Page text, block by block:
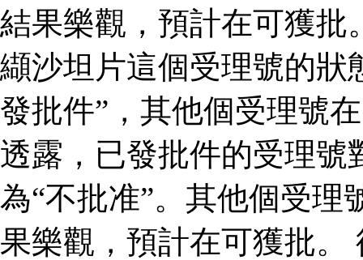
結果樂觀，預計在可獲批
纈沙坦片這個受理號的狀
發批件”，其他個受理號
透露，已發批件的受理號
為“不批准”。其他個受理
果樂觀，預計在可獲批。